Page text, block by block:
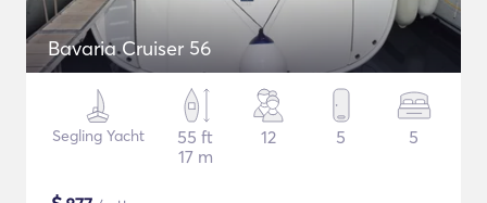
Bavaria Cruiser 56
Segling Yacht
55 ft
17 m
12 5 5